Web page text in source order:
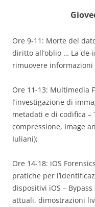
Ore 9-11: Morte del
diritto all’oblio … La
rimuovere informazioni
Ore 11-13: Multimedia
l’investigazione di
metadati e di codifica
compressione, Image
Iuliani);
Ore 14-18: iOS
pratiche per
dispositivi iOS –
attuali, dimostrazioni